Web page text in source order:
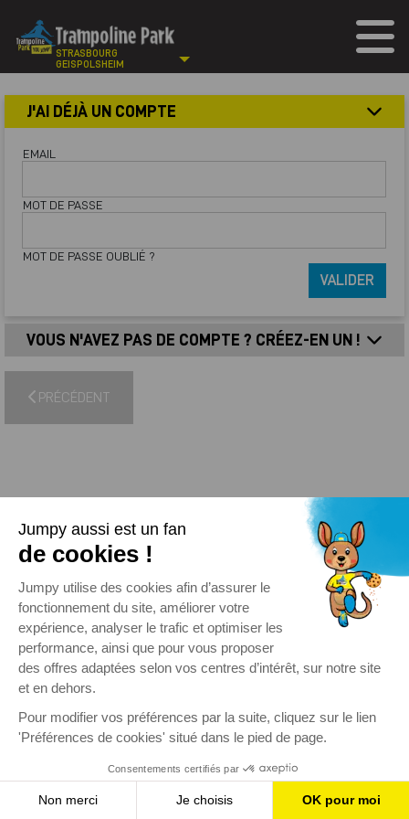
STRASBOURG
GEISPOLSHEIM
J'AI DÉJÀ UN COMPTE
EMAIL
MOT DE PASSE
MOT DE PASSE OUBLIÉ ?
VALIDER
VOUS N'AVEZ PAS DE COMPTE ? CRÉEZ-EN UN !
PRÉCÉDENT